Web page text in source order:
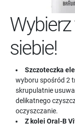
siebie!
Szczoteczka
wyboru spośród 2
skrupulatnie
delikatnego
oczyszczanie.
Z kolei Oral-B